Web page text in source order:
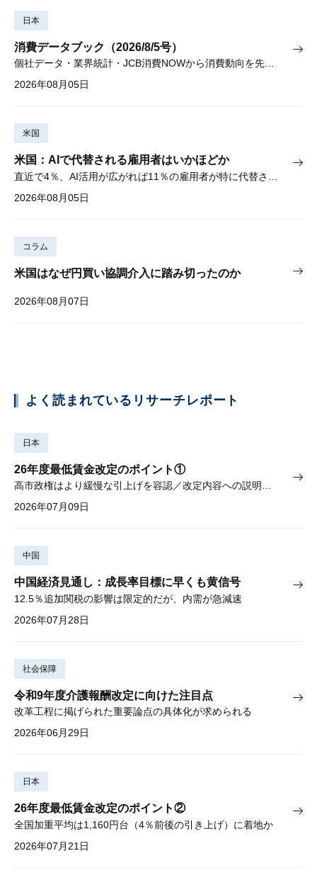
日本
消費データブック（2026/8/5号）
個社データ・業界統計・JCB消費NOWから消費動向を先取り
2026年08月05日
米国
米国：AIで代替される雇用者はいかほどか
2026年08月05日
コラム
米国はなぜ円買い協調介入に踏み切ったのか
2026年08月07日
よく読まれているリサーチレポート
日本
26年度最低賃金改定のポイント①
高市政権はより緩慢な引上げを容認／改定内容への説明責任が焦点
2026年07月09日
中国
中国経済見通し：成長率目標に早くも黄信号
12.5％追加関税の影響は限定的だが、内需が急減速
2026年07月28日
社会保障
令和9年度介護報酬改定に向けた注目点
改革工程に掲げられた重要論点の具体化が求められる
2026年06月29日
日本
26年度最低賃金改定のポイント②
全国加重平均は1,160円台（4％前後の引き上げ）に着地か
2026年07月21日